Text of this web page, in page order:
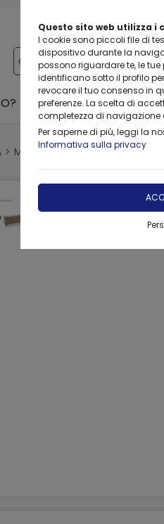
Questo sito web utilizza i
I cookie sono piccoli file di
dispositivo durante la
possono riguardare te, le
identificano sotto il profilo
revocare il tuo consenso in
preferenze. La scelta di
completezza di navigazione
Per saperne di più, leggi la
Informativa sulla privacy
CONSULTING
Mobili Tecnici e Funzionali